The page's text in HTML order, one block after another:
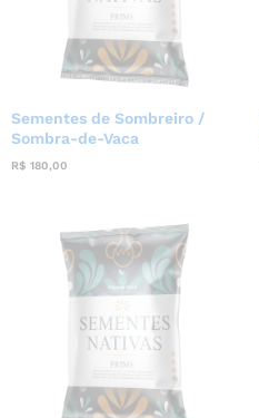
Sementes de Sombreiro /
Sombra-de-Vaca
R$ 180,00